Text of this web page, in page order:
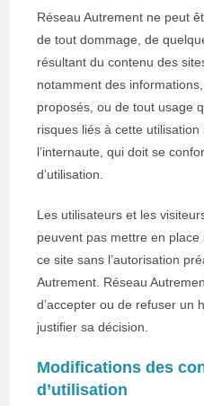
Réseau Autrement ne peut
de tout dommage, de
résultant du contenu des
notamment des
proposés, ou de tout usage
risques liés à cette
l’internaute, qui doit se
d’utilisation.
Les utilisateurs et les
peuvent pas mettre en
ce site sans l’autorisation
Autrement. Réseau
d’accepter ou de refuser un
justifier sa décision.
Modifications des
d’utilisation